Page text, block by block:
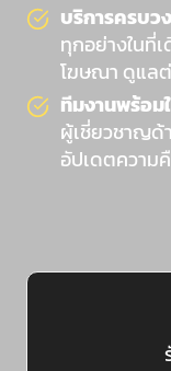
บริการครบว
ทุกอย่างในที่
โฆษณา ดูแล
ทีมงานพร้อม
ผู้เชี่ยวชาญด้
อัปเดตความ